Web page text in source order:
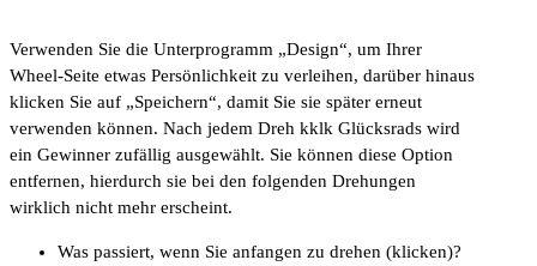
Verwenden Sie die Unterprogramm „Design“, um Ihrer
Wheel-Seite etwas Persönlichkeit zu verleihen, darüber hinaus
klicken Sie auf „Speichern“, damit Sie sie später erneut
verwenden können. Nach jedem Dreh kklk Glücksrads wird
ein Gewinner zufällig ausgewählt. Sie können diese Option
entfernen, hierdurch sie bei den folgenden Drehungen
wirklich nicht mehr erscheint.
Was passiert, wenn Sie anfangen zu drehen (klicken)?